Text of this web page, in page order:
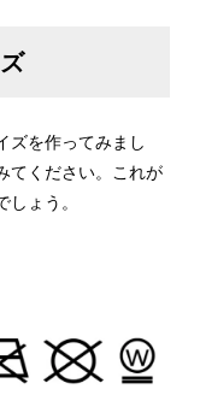
ズを作ってみまし
てください。これが
ょう。